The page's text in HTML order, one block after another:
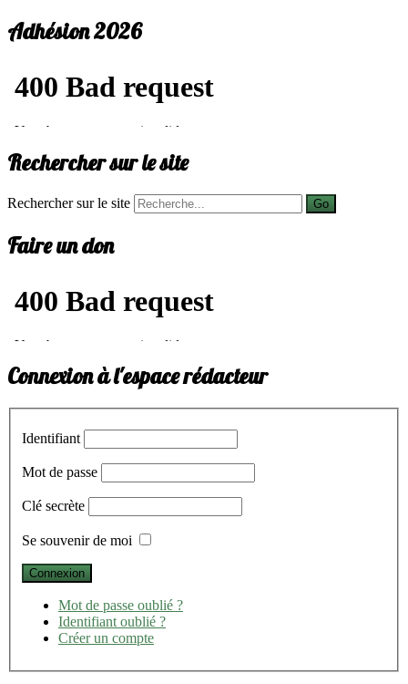
Adhésion 2026
Rechercher sur le site
Rechercher sur le site Go
Faire un don
Connexion à l'espace rédacteur
Identifiant
Mot de passe
Clé secrète
Se souvenir de moi
Mot de passe oublié ?
Identifiant oublié ?
Créer un compte